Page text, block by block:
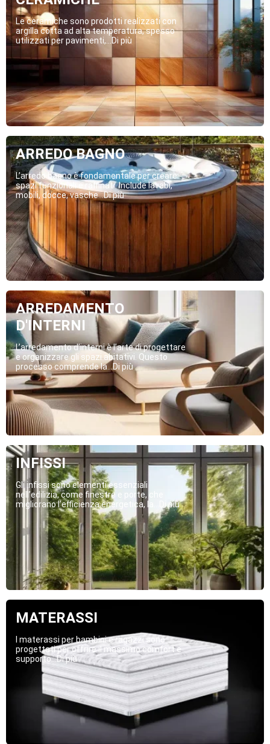
Le ceramiche sono prodotti realizzati con
argilla cotta ad alta temperatura, spesso
utilizzati per pavimenti,...Di più
ARREDO BAGNO
L’arredo bagno è fondamentale per creare
spazi funzionali e raffinati. Include lavabi,
mobili, docce, vasche...Di più
ARREDAMENTO
D'INTERNI
L’arredamento d’interni è l’arte di progettare
e organizzare gli spazi abitativi. Questo
processo comprende la...Di più
INFISSI
Gli infissi sono elementi essenziali
nell’edilizia, come finestre e porte, che
migliorano l’efficienza energetica, la...Di più
MATERASSI
I materassi per bambini e ragazzi sono
progettati per offrire il massimo comfort e
supporto...Di più